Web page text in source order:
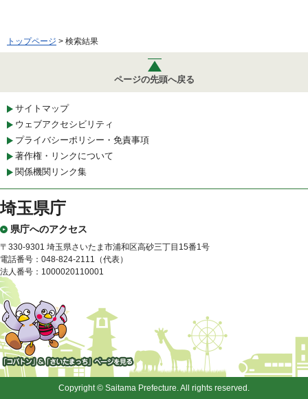
トップページ > 検索結果
ページの先頭へ戻る
サイトマップ
ウェブアクセシビリティ
プライバシーポリシー・免責事項
著作権・リンクについて
関係機関リンク集
埼玉県庁
県庁へのアクセス
〒330-9301 埼玉県さいたま市浦和区高砂三丁目15番1号
電話番号：048-824-2111（代表）
法人番号：1000020110001
「コバトン」&「さいたまっ
Copyright © Saitama Prefecture. All rights reserved.